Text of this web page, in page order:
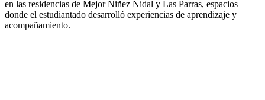
en las residencias de Mejor Niñez Nidal y Las Parras, espacios
donde el estudiantado desarrolló experiencias de aprendizaje y
acompañamiento.